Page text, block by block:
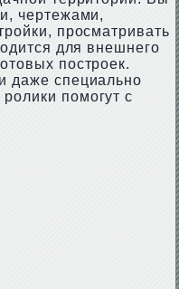
чертежами,
просматривать
для внешнего
построек.
даже специально
помогут с